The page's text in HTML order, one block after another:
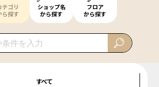
テゴリ
ら探す
ショップ名
から探す
フロア
から探す
すべて